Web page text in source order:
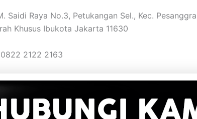
Saidi Raya No.3, Petukangan Sel., Kec.
Khusus Ibukota Jakarta 11630
2122 2163